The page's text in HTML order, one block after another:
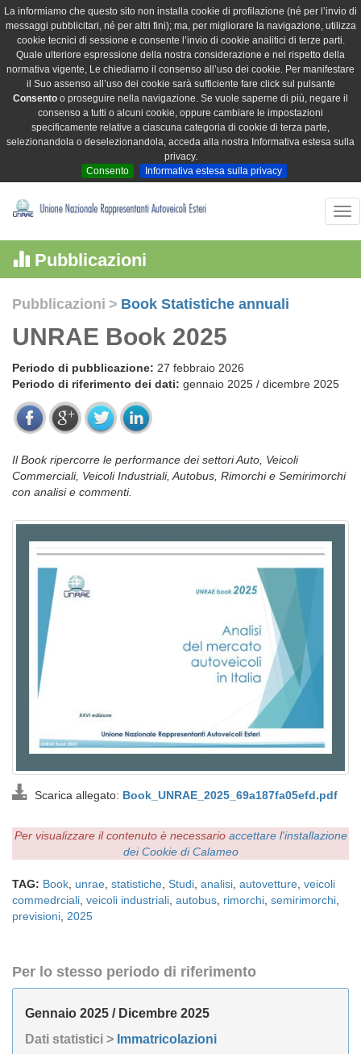
La informiamo che questo sito non installa cookie di profilazione (né per l’invio di
messaggi pubblicitari, né per altri fini); ma, per migliorare la navigazione, utilizza
cookie tecnici di sessione e consente l’invio di cookie analitici di terze parti.
Quale ulteriore espressione della nostra considerazione e nel rispetto della
normativa vigente, Le chiediamo il consenso all’uso dei cookie. Per manifestare
il Suo assenso all’uso dei cookie sarà sufficiente fare click sul pulsante
Consento o proseguire nella navigazione. Se vuole saperne di più, negare il
consenso a tutti o alcuni cookie, oppure cambiare le impostazioni
specificamente relative a ciascuna categoria di cookie di terza parte,
selezionandola o deselezionandola, acceda alla nostra Informativa estesa sulla
privacy.
Consento
Informativa estesa sulla privacy
Pubblicazioni
Pubblicazioni > Book Statistiche annuali
UNRAE Book 2025
Periodo di pubblicazione: 27 febbraio 2026
Periodo di riferimento dei dati: gennaio 2025 / dicembre 2025
Il Book ripercorre le performance dei settori Auto, Veicoli
Commerciali, Veicoli Industriali, Autobus, Rimorchi e Semirimorchi
con analisi e commenti.
Scarica allegato: Book_UNRAE_2025_69a187fa05efd.pdf
Per visualizzare il contenuto è necessario accettare l'installazione
dei Cookie di Calameo
TAG: Book unrae statistiche Studi analisi autovetture veicoli
commedrciali veicoli industriali autobus rimorchi semirimorchi
previsioni 2025
Per lo stesso periodo di riferimento
Gennaio 2025 / Dicembre 2025
Dati statistici > Immatricolazioni